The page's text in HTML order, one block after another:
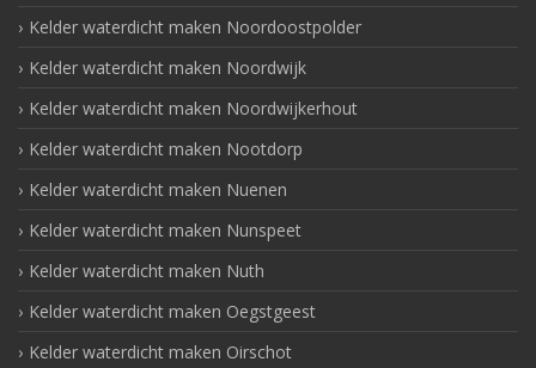
Kelder waterdicht maken Noordoostpolder
Kelder waterdicht maken Noordwijk
Kelder waterdicht maken Noordwijkerhout
Kelder waterdicht maken Nootdorp
Kelder waterdicht maken Nuenen
Kelder waterdicht maken Nunspeet
Kelder waterdicht maken Nuth
Kelder waterdicht maken Oegstgeest
Kelder waterdicht maken Oirschot